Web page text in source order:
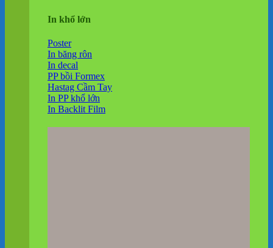
In khổ lớn
Poster
In băng rôn
In decal
PP bồi Formex
Hastag Cầm Tay
In PP khổ lớn
In Backlit Film